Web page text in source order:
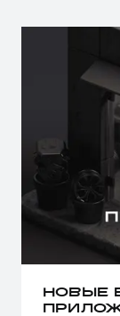
НОВЫЕ